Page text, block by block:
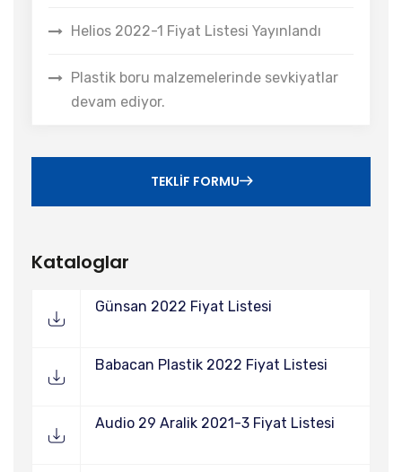
Helios 2022-1 Fiyat Listesi Yayınlandı
Plastik boru malzemelerinde sevkiyatlar
devam ediyor.
TEKLIF FORMU
Kataloglar
Günsan 2022 Fiyat Listesi
Babacan Plastik 2022 Fiyat Listesi
Audio 29 Aralik 2021-3 Fiyat Listesi